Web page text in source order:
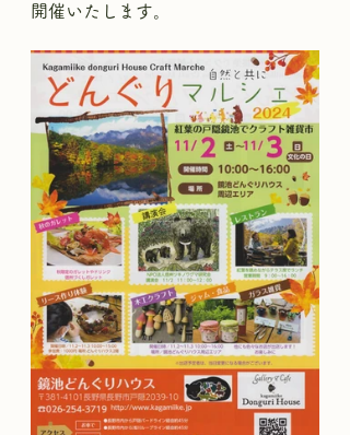
開催いたします。